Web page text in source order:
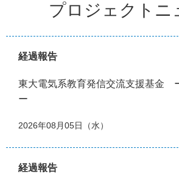
プロジェクトニ
経過報告
東大電気系教育発信交流支援基金
ー
2026年08月05日（水）
経過報告